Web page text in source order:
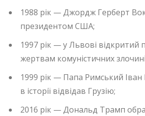
1988 рік — Джордж Герберт
президентом США;
1997 рік — у Львові відкритий
жертвам комуністичних
1999 рік — Папа Римський
в історії відвідав Грузію;
2016 рік — Дональд Трамп